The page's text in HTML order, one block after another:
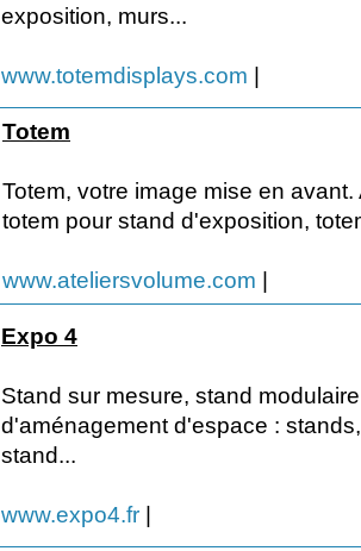
exposition, murs...
www.totemdisplays.com |
Totem
Totem, votre image mise en
totem pour stand d'exposition,
www.ateliersvolume.com |
Expo 4
Stand sur mesure, stand
d'aménagement d'espace :
stand...
www.expo4.fr |